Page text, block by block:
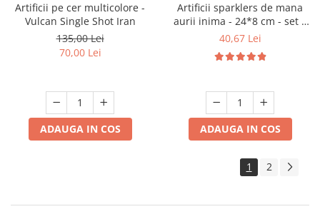
Artificii pe cer multicolore -
Vulcan Single Shot Iran
135,00 Lei
70,00 Lei
ADAUGA IN COS
Artificii sparklers de mana
aurii inima - 24*8 cm - set 5
buc
40,67 Lei
ADAUGA IN COS
1 2